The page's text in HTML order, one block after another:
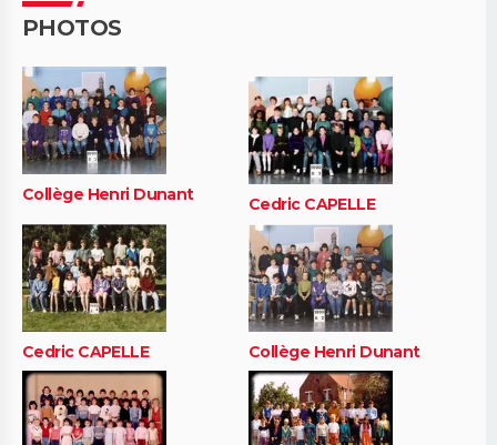
PHOTOS
Collège Henri Dunant Cedric CAPELLE
Cedric CAPELLE Collège Henri Dunant